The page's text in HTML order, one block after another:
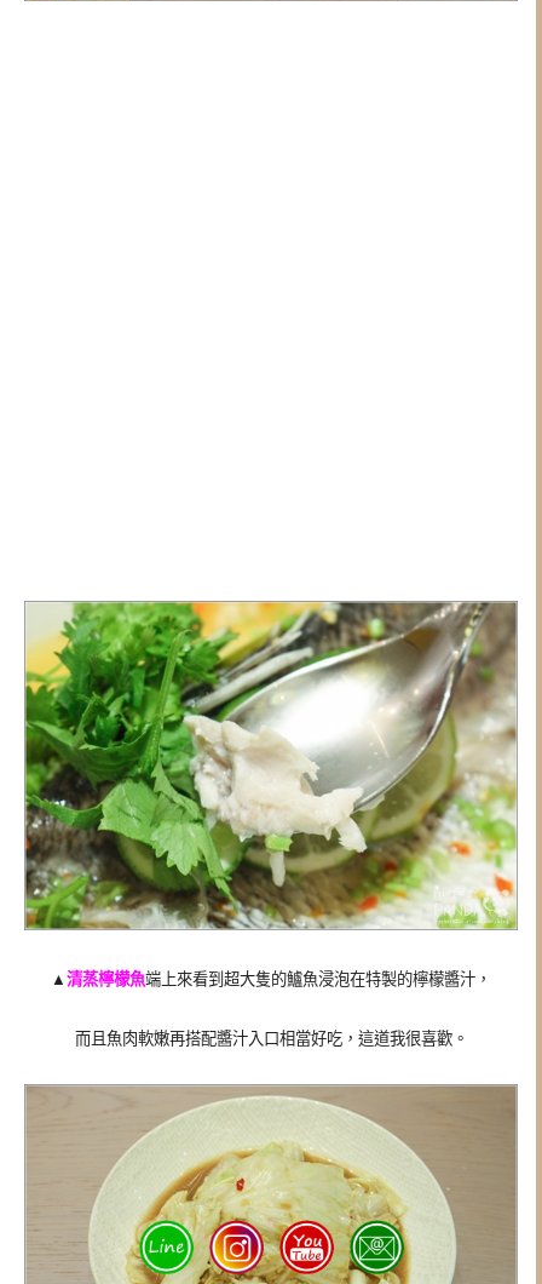
▲ 清蒸檸檬魚端上來看到超大隻的鱸魚浸泡在特製的檸檬醬汁，
而且魚肉軟嫩再搭配醬汁入口相當好吃，這道我很喜歡。